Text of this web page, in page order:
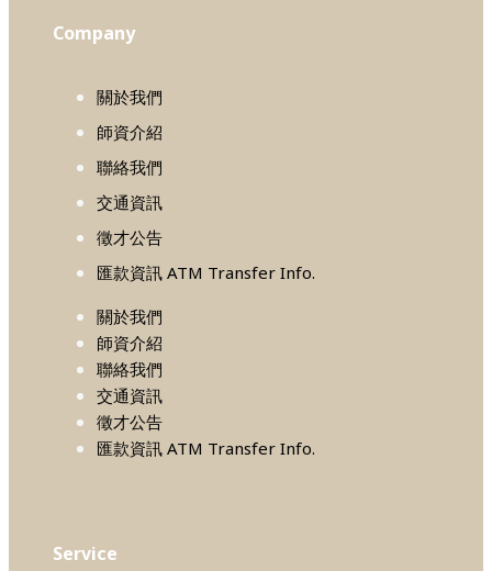
Company
關於我們
師資介紹
聯絡我們
交通資訊
徵才公告
匯款資訊 ATM Transfer Info.
關於我們
師資介紹
聯絡我們
交通資訊
徵才公告
匯款資訊 ATM Transfer Info.
Service